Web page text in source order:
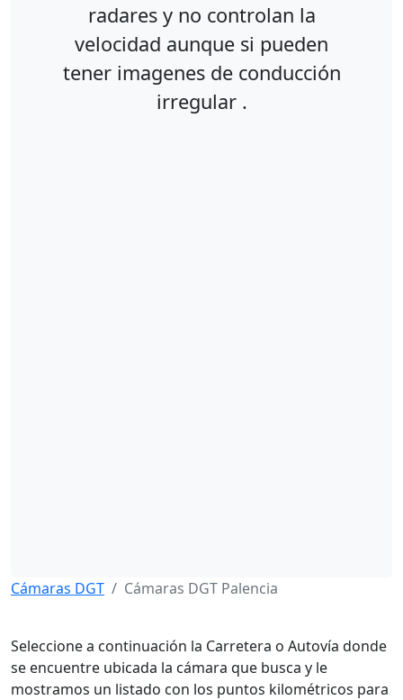
radares y no controlan la
velocidad aunque si pueden
tener imagenes de conducción
irregular .
Cámaras DGT Cámaras DGT Palencia
Seleccione a continuación la Carretera o Autovía donde
se encuentre ubicada la cámara que busca y le
mostramos un listado con los puntos kilométricos para